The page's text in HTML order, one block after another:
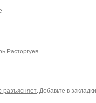
Расторгуев
разъясняет. Добавьте в закладки